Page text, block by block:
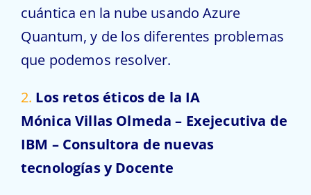
cuántica en la nube usando Azure
Quantum, y de los diferentes problemas
que podemos resolver.
2. Los retos éticos de la IA
Mónica Villas Olmeda – Exejecutiva de
IBM – Consultora de nuevas
tecnologías y Docente